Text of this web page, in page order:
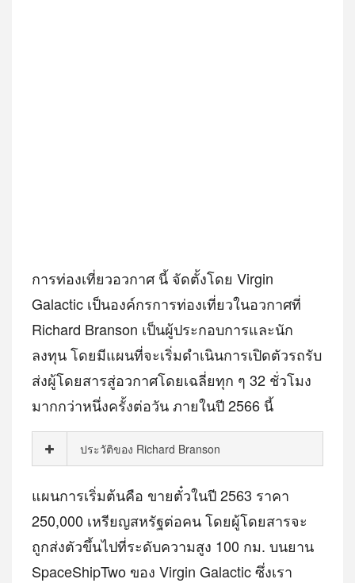
การท่องเที่ยวอวกาศ นี้ จัดตั้งโดย Virgin
Galactic เป็นองค์กรการท่องเที่ยวในอวกาศที่
Richard Branson เป็นผู้ประกอบการและนัก
ลงทุน โดยมีแผนที่จะเริ่มดำเนินการเปิดตัวรถรับ
ส่งผู้โดยสารสู่อวกาศโดยเฉลี่ยทุก ๆ 32 ชั่วโมง
มากกว่าหนึ่งครั้งต่อวัน ภายในปี 2566 นี้
ประวัติของ Richard Branson
แผนการเริ่มต้นคือ ขายตั๋วในปี 2563 ราคา
250,000 เหรียญสหรัฐต่อคน โดยผู้โดยสารจะ
ถูกส่งตัวขึ้นไปที่ระดับความสูง 100 กม. บนยาน
SpaceShipTwo ของ Virgin Galactic ซึ่งเรา